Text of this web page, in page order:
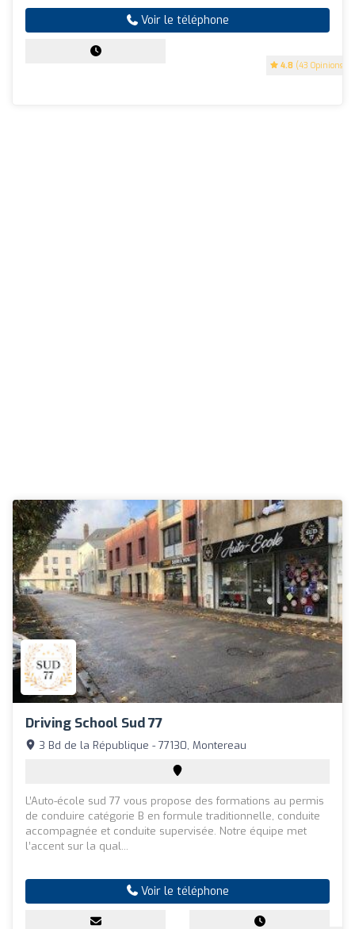
4.8 (43 Opinions)
Voir le téléphone
Driving School Sud 77
3 Bd de la République - 77130, Montereau
L’Auto-école sud 77 vous propose des formations au permis
de conduire catégorie B en formule traditionnelle, conduite
accompagnée et conduite supervisée. Notre équipe met
l’accent sur la qual...
Voir le téléphone